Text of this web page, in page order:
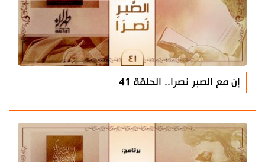
إن مع الصبر نصرا.. الحلقة 41